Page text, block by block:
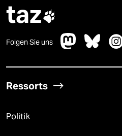
taz
Folgen Sie uns
Ressorts
Politik